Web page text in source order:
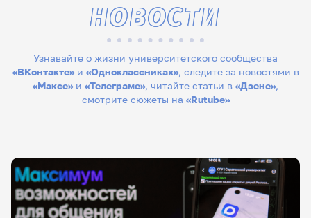
Узнавайте о жизни университетского сообщества
«ВКонтакте»и «Одноклассниках», следите за новостями в
«Максе» и «Телеграме», читайте статьи в «Дзене»,
смотрите сюжеты на «Rutube»
НОВОСТИ